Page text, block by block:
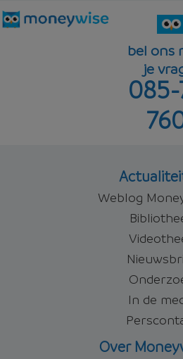
bel ons
je
Weblog
In de
Over